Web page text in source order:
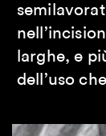
larghe, e
dell’uso